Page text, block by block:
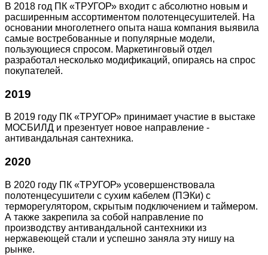
В 2018 год ПК «ТРУГОР» входит с абсолютно новым и
расширенным ассортиментом полотенцесушителей. На
основании многолетнего опыта наша компания выявила
самые востребованные и популярные модели,
пользующиеся спросом. Маркетинговый отдел
разработал несколько модификаций, опираясь на спрос
покупателей.
2019
В 2019 году ПК «ТРУГОР» принимает участие в выстаке
МОСБИЛД и презентует новое направление -
антивандальная сантехника.
2020
В 2020 году ПК «ТРУГОР» усовершенствовала
полотенцесушители с сухим кабелем (ПЭКи) с
терморегулятором, скрытым подключением и таймером.
А также закрепила за собой направление по
производству антивандальной сантехники из
нержавеющей стали и успешно заняла эту нишу на
рынке.